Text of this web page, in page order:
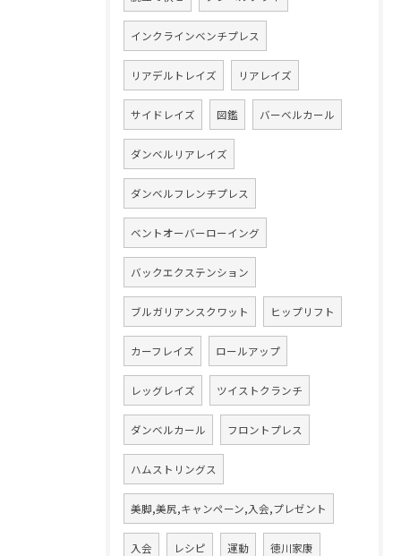
インクラインベンチプレス
リアデルトレイズ リアレイズ
サイドレイズ 図鑑 バーベルカール
ダンベルリアレイズ
ダンベルフレンチプレス
ベントオーバーローイング
バックエクステンション
ブルガリアンスクワット ヒップリフト
カーフレイズ ロールアップ
レッグレイズ ツイストクランチ
ダンベルカール フロントプレス
ハムストリングス
美脚,美尻,キャンペーン,入会,プレゼント
入会 レシピ 運動 徳川家康